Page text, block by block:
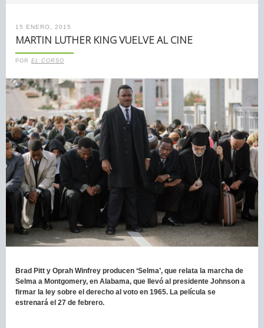
15 ENERO, 2015
MARTIN LUTHER KING VUELVE AL CINE
POR EL CORSO
Brad Pitt y Oprah Winfrey producen ‘Selma’, que relata la marcha de
Selma a Montgomery, en Alabama, que llevó al presidente Johnson a
firmar la ley sobre el derecho al voto en 1965. La película se
estrenará el 27 de febrero.